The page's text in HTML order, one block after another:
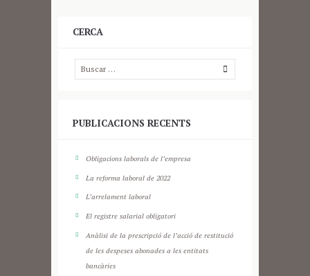
CERCA
PUBLICACIONS RECENTS
Obligacions laborals de l’empresa
La reforma laboral de 2022
L’arrelament laboral
El registre salarial obligatori
Anàlisi de la prescripció de l’acció de restitució
de les despeses abonades a les entitats
bancàries